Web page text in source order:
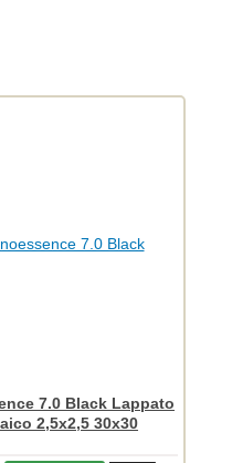
7.0 Black Lappato
2,5x2,5 30x30